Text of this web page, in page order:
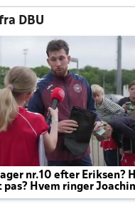
DBU
nr.10 efter Eriksen?
Hvem ringer
kampe?